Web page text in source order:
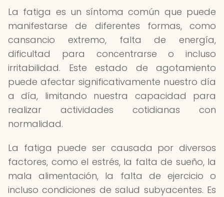
La fatiga es un síntoma común que puede
manifestarse de diferentes formas, como
cansancio extremo, falta de energía,
dificultad para concentrarse o incluso
irritabilidad. Este estado de agotamiento
puede afectar significativamente nuestro día
a día, limitando nuestra capacidad para
realizar actividades cotidianas con
normalidad.
La fatiga puede ser causada por diversos
factores, como el estrés, la falta de sueño, la
mala alimentación, la falta de ejercicio o
incluso condiciones de salud subyacentes. Es